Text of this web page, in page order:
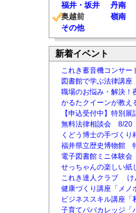
福井・坂井
丹南
奥越前
嶺南
その他
新着イベント
これき蓄音機コンサー
図書館で学ぶ法律講座
職場のお悩み・解決！
かるたクイーンが教え
【申込受付中】特別展
無料法律相談会 8/20
くどう博士の手づくり
福井県立歴史博物館
電子図書館ミニ体験
せっちゃんの楽しい紙
これき達人クラブ け
健康づくり講座「メノ
ビジネススキル講座「
子育てパパカレッジ「